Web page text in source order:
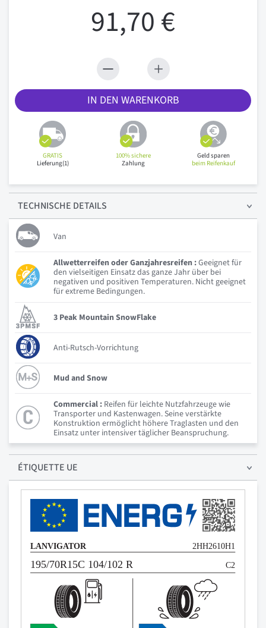
91,70 €
IN DEN WARENKORB
GRATIS
Lieferung(1)
100% sichere
Zahlung
Geld sparen
beim Reifenkauf
TECHNISCHE DETAILS
Van
Allwetterreifen oder Ganzjahresreifen :Geeignet für
den vielseitigen Einsatz das ganze Jahr über bei
negativen und positiven Temperaturen. Nicht geeignet
für extreme Bedingungen.
3 Peak Mountain SnowFlake
Anti-Rutsch-Vorrichtung
Mud and Snow
Commercial : Reifen für leichte Nutzfahrzeuge wie
Transporter und Kastenwagen. Seine verstärkte
Konstruktion ermöglicht höhere Traglasten und den
Einsatz unter intensiver täglicher Beanspruchung.
ÉTIQUETTE UE